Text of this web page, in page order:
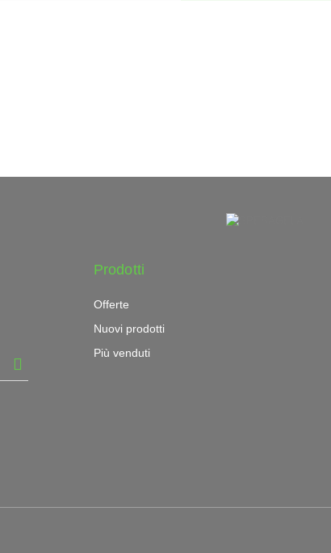
Prodotti
Offerte
Nuovi prodotti
Più venduti